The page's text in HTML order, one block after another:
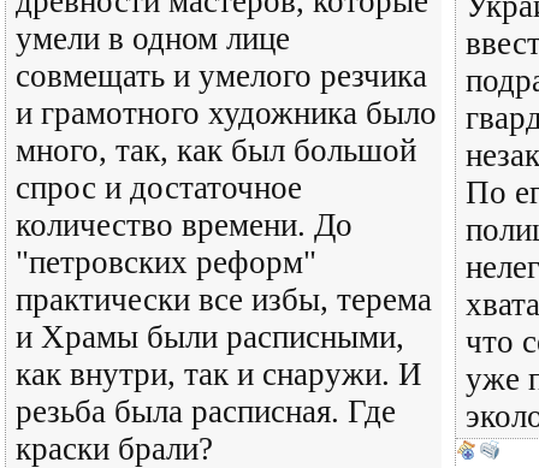
умели в одном лице
совмещать и умелого резчика
и грамотного художника было
много, так, как был большой
спрос и достаточное
количество времени. До
"петровских реформ"
практически все избы, терема
и Храмы были расписными,
как внутри, так и снаружи. И
резьба была расписная. Где
краски брали?
По
что
уже